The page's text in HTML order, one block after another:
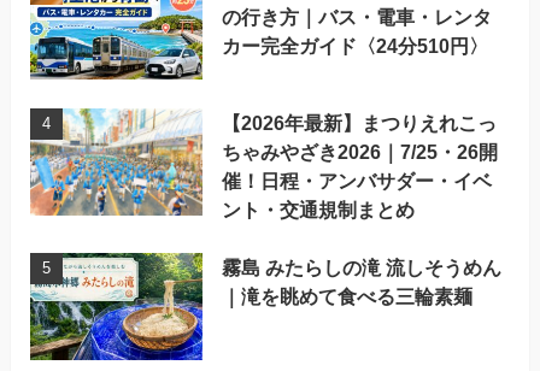
の行き方｜バス・電車・レンタ
カー完全ガイド〈24分510円〉
【2026年最新】まつりえれこっ
ちゃみやざき2026｜7/25・26開
催！日程・アンバサダー・イベ
ント・交通規制まとめ
霧島 みたらしの滝 流しそうめん
｜滝を眺めて食べる三輪素麺